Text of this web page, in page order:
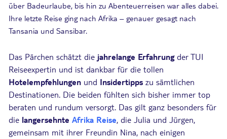
über Badeurlaube, bis hin zu Abenteuerreisen war alles dabei.
Ihre letzte Reise ging nach Afrika – genauer gesagt nach
Tansania und Sansibar.
Das Pärchen schätzt die jahrelange Erfahrungder TUI
Reiseexpertin und ist dankbar für die tollen
Hotelempfehlungen und Insidertipps zu sämtlichen
Destinationen. Die beiden fühlten sich bisher immer top
beraten und rundum versorgt. Das gilt ganz besonders für
die langersehnte Afrika Reise, die Julia und Jürgen,
gemeinsam mit ihrer Freundin Nina, nach einigen